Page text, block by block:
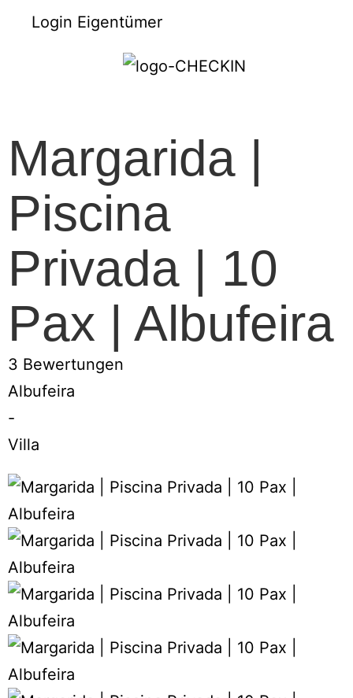
Login Eigentümer
Margarida |
Piscina
Privada | 10
Pax | Albufeira
3 Bewertungen
Albufeira
-
Villa